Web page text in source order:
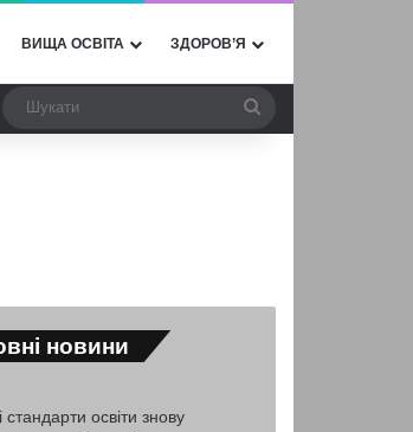
ВИЩА ОСВІТА ЗДОРОВ’Я
стаття
Switch skin
новини
стандарти освіти знову